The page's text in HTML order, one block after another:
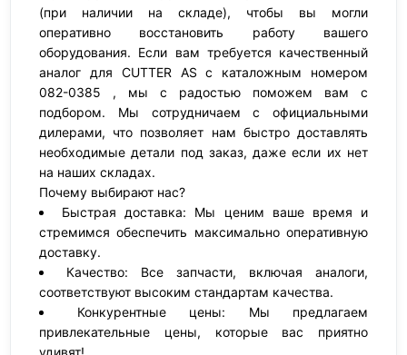
(при наличии на складе), чтобы вы могли
оперативно восстановить работу вашего
оборудования. Если вам требуется качественный
аналог для CUTTER AS с каталожным номером
082-0385 , мы с радостью поможем вам с
подбором. Мы сотрудничаем с официальными
дилерами, что позволяет нам быстро доставлять
необходимые детали под заказ, даже если их нет
на наших складах.
Почему выбирают нас?
Быстрая доставка: Мы ценим ваше время и
стремимся обеспечить максимально оперативную
доставку.
Качество: Все запчасти, включая аналоги,
соответствуют высоким стандартам качества.
Конкурентные цены: Мы предлагаем
привлекательные цены, которые вас приятно
удивят!